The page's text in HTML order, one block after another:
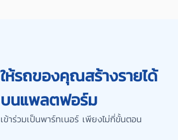
ให้รถของคุณสร้างรายได้
บนแพลตฟอร์ม
เข้าร่วมเป็นพาร์ทเนอร์ เพียงไม่กี่ขั้นตอน